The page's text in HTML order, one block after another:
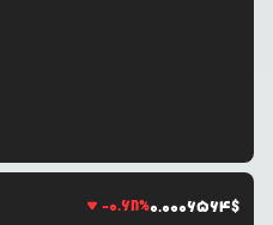
-0.68%0.0006564$